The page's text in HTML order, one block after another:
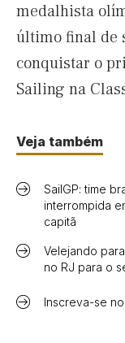
medalhista
último final de
conquistar o
Sailing na
Veja também
SailGP: time
interrompida
capitã
Velejando
no RJ para o
Inscreva-se